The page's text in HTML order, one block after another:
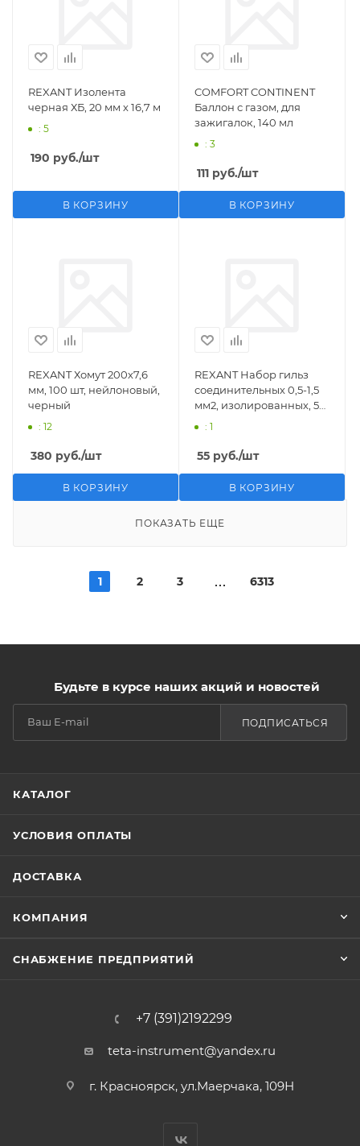
REXANT Изолента
черная ХБ, 20 мм х 16,7 м
: 5
190 руб./шт
В КОРЗИНУ
COMFORT CONTINENT
Баллон с газом, для
зажигалок, 140 мл
: 3
111 руб./шт
В КОРЗИНУ
REXANT Хомут 200х7,6
мм, 100 шт, нейлоновый,
черный
: 12
380 руб./шт
В КОРЗИНУ
REXANT Набор гильз
соединительных 0,5-1,5
мм2, изолированных, 5
: 1
55 руб./шт
В КОРЗИНУ
ПОКАЗАТЬ ЕЩЕ
1 2 3 6313
Будьте в курсе наших акций и новостей
ПОДПИСАТЬСЯ
КАТАЛОГ
УСЛОВИЯ ОПЛАТЫ
ДОСТАВКА
КОМПАНИЯ
СНАБЖЕНИЕ ПРЕДПРИЯТИЙ
+7 (391)2192299
teta-instrument@yandex.ru
г. Красноярск, ул.Маерчака, 109Н